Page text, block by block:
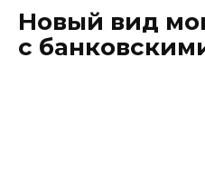
Новый вид
с